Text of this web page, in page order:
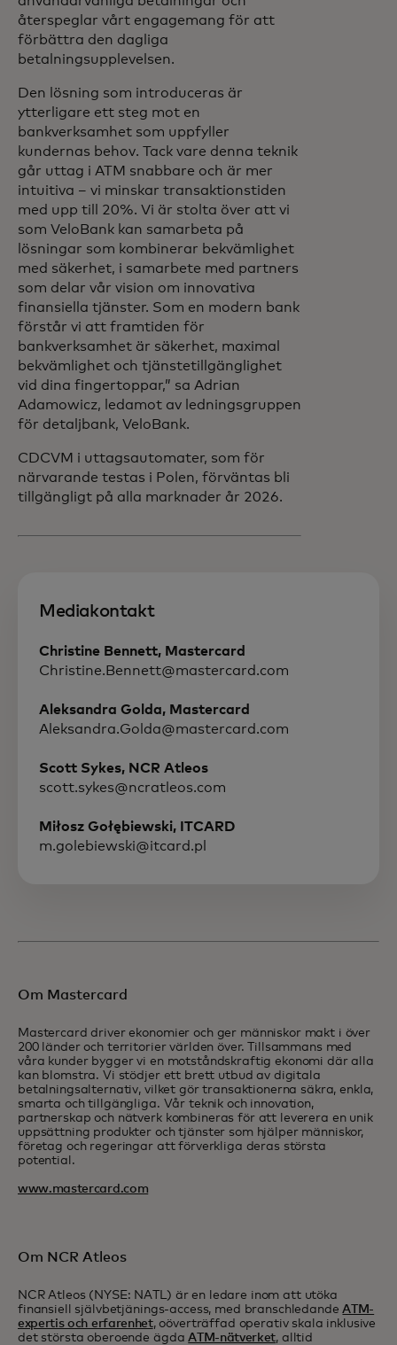
återspeglar vårt engagemang för att
förbättra den dagliga
betalningsupplevelsen.
Den lösning som introduceras är
ytterligare ett steg mot en
bankverksamhet som uppfyller
kundernas behov. Tack vare denna teknik
går uttag i ATM snabbare och är mer
intuitiva – vi minskar transaktionstiden
med upp till 20%. Vi är stolta över att vi
som VeloBank kan samarbeta på
lösningar som kombinerar bekvämlighet
med säkerhet, i samarbete med partners
som delar vår vision om innovativa
finansiella tjänster. Som en modern bank
förstår vi att framtiden för
bankverksamhet är säkerhet, maximal
bekvämlighet och tjänstetillgänglighet
vid dina fingertoppar,” sa Adrian
Adamowicz, ledamot av ledningsgruppen
för detaljbank, VeloBank.
CDCVM i uttagsautomater, som för
närvarande testas i Polen, förväntas bli
tillgängligt på alla marknader år 2026.
Mediakontakt
Christine Bennett, Mastercard
Christine.Bennett@mastercard.com
Aleksandra Golda, Mastercard
Aleksandra.Golda@mastercard.com
Scott Sykes, NCR Atleos
scott.sykes@ncratleos.com
Miłosz Gołębiewski, ITCARD
m.golebiewski@itcard.pl
Om Mastercard
Mastercard driver ekonomier och ger människor makt i över
200 länder och territorier världen över. Tillsammans med
våra kunder bygger vi en motståndskraftig ekonomi där alla
kan blomstra. Vi stödjer ett brett utbud av digitala
betalningsalternativ, vilket gör transaktionerna säkra, enkla,
smarta och tillgängliga. Vår teknik och innovation,
partnerskap och nätverk kombineras för att leverera en unik
uppsättning produkter och tjänster som hjälper människor,
företag och regeringar att förverkliga deras största
potential.
www.mastercard.com
Om NCR Atleos
NCR Atleos (NYSE: NATL) är en ledare inom att utöka
finansiell självbetjänings-access, med branschledandeATM-
expertis och erfarenhet, oöverträffad operativ skala inklusive
det största oberoende ägdaATM-nätverket, alltid